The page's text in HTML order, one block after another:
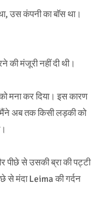
उस कंपनी का बॉस था।
की मंजूरी नहीं दी थी।
मना कर दिया। इस कारण
अब तक किसी लड़की को
पीछे से उसकी ब्रा की पट्टी
से मंदा Leima की गर्दन